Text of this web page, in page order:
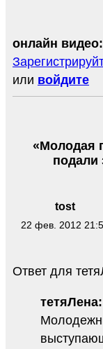
онлайн видео:
или войдите
tost
22 фев. 2012
«Молодая
подали
Ответ для
тетяЛена: